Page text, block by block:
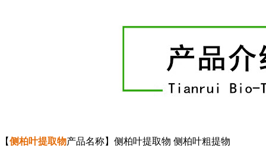
【侧柏叶提取物产品名称】侧柏叶提取物 侧柏叶粗提物